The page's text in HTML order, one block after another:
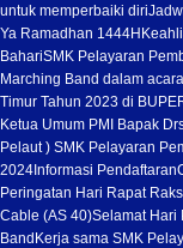
untuk memperbaiki diri
Ya Ramadhan 1444H
BahariSMK Pelayaran
Marching Band dalam
Timur Tahun 2023 di
Ketua Umum PMI Bapak
Pelaut ) SMK Pelayaran
2024 Informasi Pendaftaran
Peringatan Hari Rapat
Cable (AS 40)Selamat Hari
Band Kerja sama SMK